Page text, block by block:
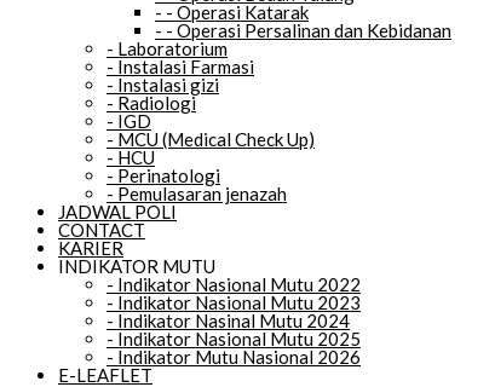
- - Operasi Katarak
- - Operasi Persalinan dan Kebidanan
- Laboratorium
- Instalasi Farmasi
- Instalasi gizi
- Radiologi
- IGD
- MCU (Medical Check Up)
- HCU
- Perinatologi
- Pemulasaran jenazah
JADWAL POLI
CONTACT
KARIER
INDIKATOR MUTU
- Indikator Nasional Mutu 2022
- Indikator Nasional Mutu 2023
- Indikator Nasinal Mutu 2024
- Indikator Nasional Mutu 2025
- Indikator Mutu Nasional 2026
E-LEAFLET